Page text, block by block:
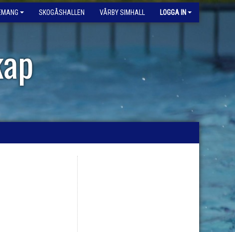
SKOGÅSHALLEN VÅRBY SIMHALL LOGGA IN